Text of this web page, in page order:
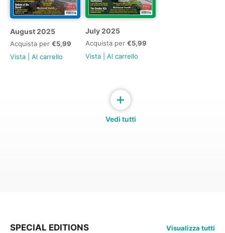
August 2025
Acquista per €5,99
Vista
Al carrello
July 2025
Acquista per €5,99
Vista
Al carrello
+
Vedi tutti
SPECIAL EDITIONS Visualizza tutti